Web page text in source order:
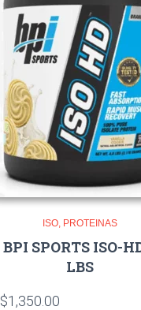
ISO PROTEINAS
BPI SPORTS ISO-
LBS
$1,350.00